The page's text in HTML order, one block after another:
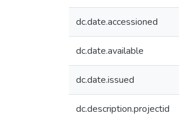
dc.date.accessioned
dc.date.available
dc.date.issued
dc.description.projectid